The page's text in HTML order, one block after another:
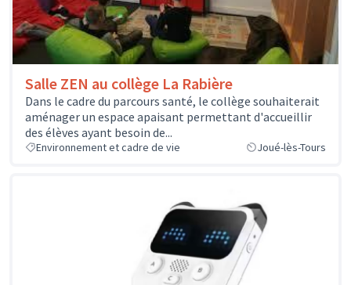
Salle ZEN au collège La Rabière
Dans le cadre du parcours santé, le collège souhaiterait
aménager un espace apaisant permettant d'accueillir
des élèves ayant besoin de...
Environnement et cadre de vie Joué-lès-Tours